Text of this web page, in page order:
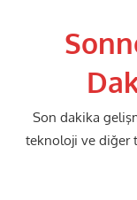
Son dakika
teknoloji ve diğer